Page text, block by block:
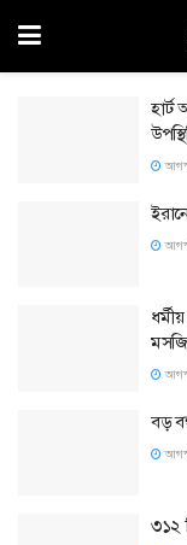
হার্ট
বড়
৩১২